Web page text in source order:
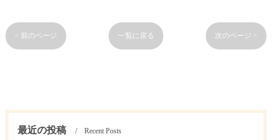
< 前のページ 一覧に戻る 次のページ >
最近の投稿 Recent Posts